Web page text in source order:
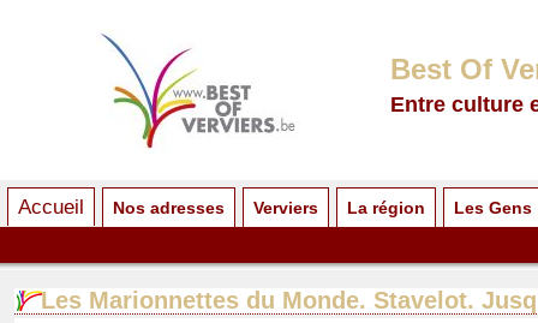
Best Of
Entre culture
Accueil Nos adresses Verviers La région Les Gens
Les Marionnettes du Monde. Stavelot.